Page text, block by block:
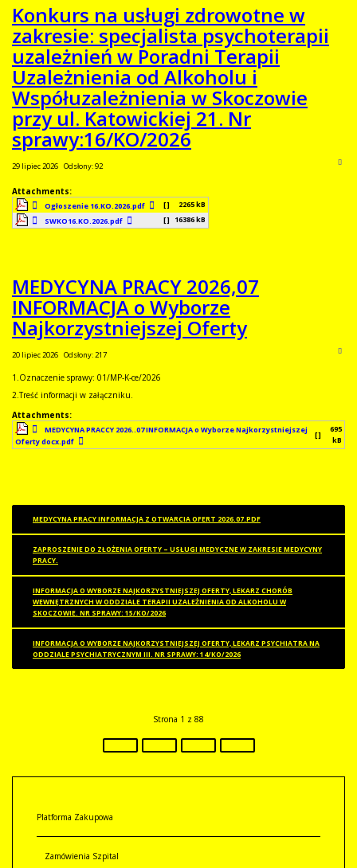
Konkurs na usługi zdrowotne w
zakresie: specjalista psychoterapii
uzależnień w Poradni Terapii
Uzależnienia od Alkoholu i
Współuzależnienia w Skoczowie
przy ul. Katowickiej 21. Nr
sprawy:16/KO/2026
29 lipiec 2026 Odsłony: 92
Attachments:
Ogłoszenie 16.KO.2026.pdf [ ]
2265 kB
SWKO16.KO.2026.pdf
[ ] 16386 kB
MEDYCYNA PRACY 2026,07
INFORMACJA o Wyborze
Najkorzystniejszej Oferty
20 lipiec 2026 Odsłony: 217
1.Oznaczenie sprawy: 01/MP-K-ce/2026
2.Treść informacji w załączniku.
Attachments:
MEDYCYNA PRACCY 2026..07 INFORMACJA o Wyborze Najkorzystniejszej
Oferty docx.pdf
[ ]
695
kB
MEDYCYNA PRACY INFORMACJA Z OTWARCIA OFERT 2026.07.PDF
ZAPROSZENIE DO ZŁOŻENIA OFERTY – USŁUGI MEDYCZNE W ZAKRESIE MEDYCYNY
PRACY.
INFORMACJA O WYBORZE NAJKORZYSTNIEJSZEJ OFERTY, LEKARZ CHORÓB
WEWNĘTRZNYCH W ODDZIALE TERAPII UZALEŻNIENIA OD ALKOHOLU W
SKOCZOWIE. NR SPRAWY: 15/KO/2026
INFORMACJA O WYBORZE NAJKORZYSTNIEJSZEJ OFERTY, LEKARZ PSYCHIATRA NA
ODDZIALE PSYCHIATRYCZNYM III. NR SPRAWY: 14/KO/2026
Strona 1 z 88
Platforma Zakupowa
Zamówienia Szpital